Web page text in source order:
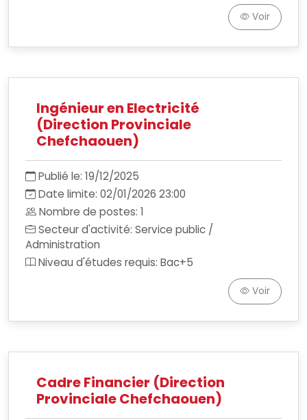
Voir
Ingénieur en Electricité
(Direction Provinciale
Chefchaouen)
Publié le: 19/12/2025
Date limite: 02/01/2026 23:00
Nombre de postes: 1
Secteur d'activité: Service public /
Administration
Niveau d'études requis: Bac+5
Voir
Cadre Financier (Direction
Provinciale Chefchaouen)